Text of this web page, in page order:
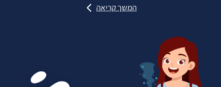
המשך קריאה